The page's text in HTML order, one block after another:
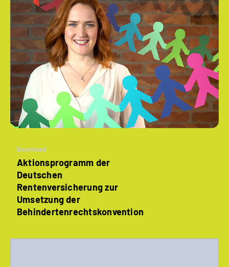
Download
Aktionsprogramm der
Deutschen
Rentenversicherung zur
Umsetzung der
Behindertenrechtskonvention